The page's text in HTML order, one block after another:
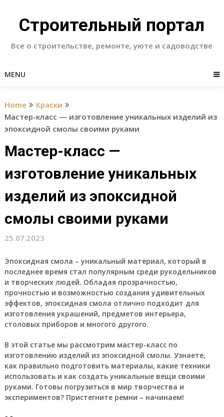
contentСтроительный портал
Все о строительстве, ремонте, уюте и садоводстве
MENU
Home
Краски
Мастер-класс — изготовление уникальных изделий из
эпоксидной смолы своими руками
Мастер-класс —
изготовление уникальных
изделий из эпоксидной
смолы своими руками
25.07.2023
Эпоксидная смола – уникальный материал, который в
последнее время стал популярным среди рукодельников
и творческих людей. Обладая прозрачностью,
прочностью и возможностью создания удивительных
эффектов, эпоксидная смола отлично подходит для
изготовления украшений, предметов интерьера,
столовых приборов и многого другого.
В этой статье мы рассмотрим мастер-класс по
изготовлению изделий из эпоксидной смолы. Узнаете,
как правильно подготовить материалы, какие техники
использовать и как создать уникальные вещи своими
руками. Готовы погрузиться в мир творчества и
экспериментов? Пристегните ремни – начинаем!